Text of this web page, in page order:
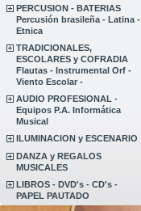
PERCUSION - BATERIAS
Percusión brasileña - Latina -
Etnica
TRADICIONALES,
ESCOLARES y COFRADIA
Flautas - Instrumental Orf -
Viento Escolar -
AUDIO PROFESIONAL -
Equipos P.A. Informática
Musical
ILUMINACION y ESCENARIO
DANZA y REGALOS
MUSICALES
LIBROS - DVD's - CD's -
PAPEL PAUTADO